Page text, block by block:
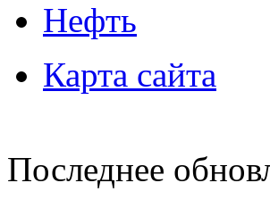
Нефть
Карта сайта
Последнее